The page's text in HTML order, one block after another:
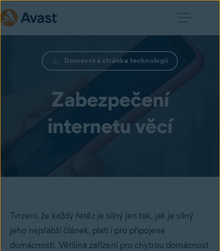
Domovská stránka technologií
Zabezpečení
internetu věcí
Tvrzení, že každý řetěz je silný jen tak, jak je silný
jeho nejslabší článek, platí i pro připojené
domácnosti. Většina zařízení pro chytrou domácnost